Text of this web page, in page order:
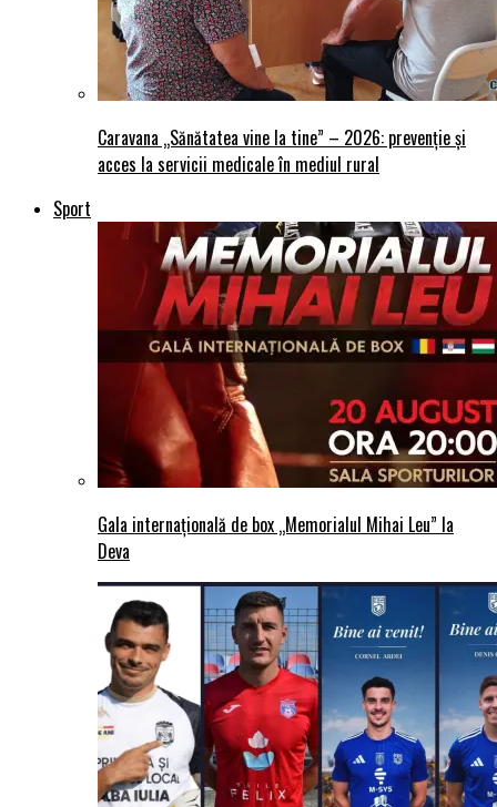
Caravana „Sănătatea vine la tine” – 2026: prevenție și
acces la servicii medicale în mediul rural
Sport
Gala internațională de box „Memorialul Mihai Leu” la
Deva